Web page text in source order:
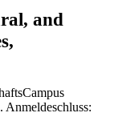
and